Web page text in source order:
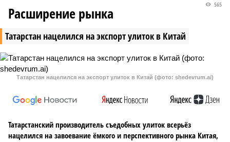
Татарстан нацелился на экспорт улиток в Китай
565
Расширение рынка
Татарстан нацелился на экспорт улиток в Китай (фото: shedevrum.ai)
Татарстанский производитель съедобных улиток всерьёз
нацелился на завоевание ёмкого и перспективного рынка Китая,